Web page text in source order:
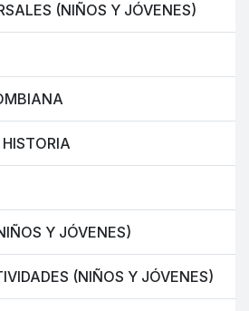
(NIÑOS Y JÓVENES)
Y JÓVENES)
(NIÑOS Y JÓVENES)